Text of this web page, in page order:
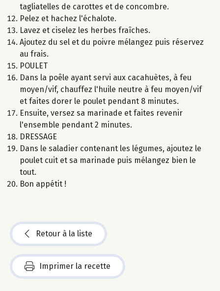
tagliatelles de carottes et de concombre.
Pelez et hachez l'échalote.
Lavez et ciselez les herbes fraîches.
Ajoutez du sel et du poivre mélangez puis réservez
au frais.
POULET
Dans la poêle ayant servi aux cacahuètes, à feu
moyen/vif, chauffez l'huile neutre à feu moyen/vif
et faites dorer le poulet pendant 8 minutes.
Ensuite, versez sa marinade et faites revenir
l'ensemble pendant 2 minutes.
DRESSAGE
Dans le saladier contenant les légumes, ajoutez le
poulet cuit et sa marinade puis mélangez bien le
tout.
Bon appétit !
Retour à la liste
Imprimer la recette